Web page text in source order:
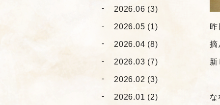
昨
摘
新
な
2026.06 (3)
2026.05 (1)
2026.04 (8)
2026.03 (7)
2026.02 (3)
2026.01 (2)